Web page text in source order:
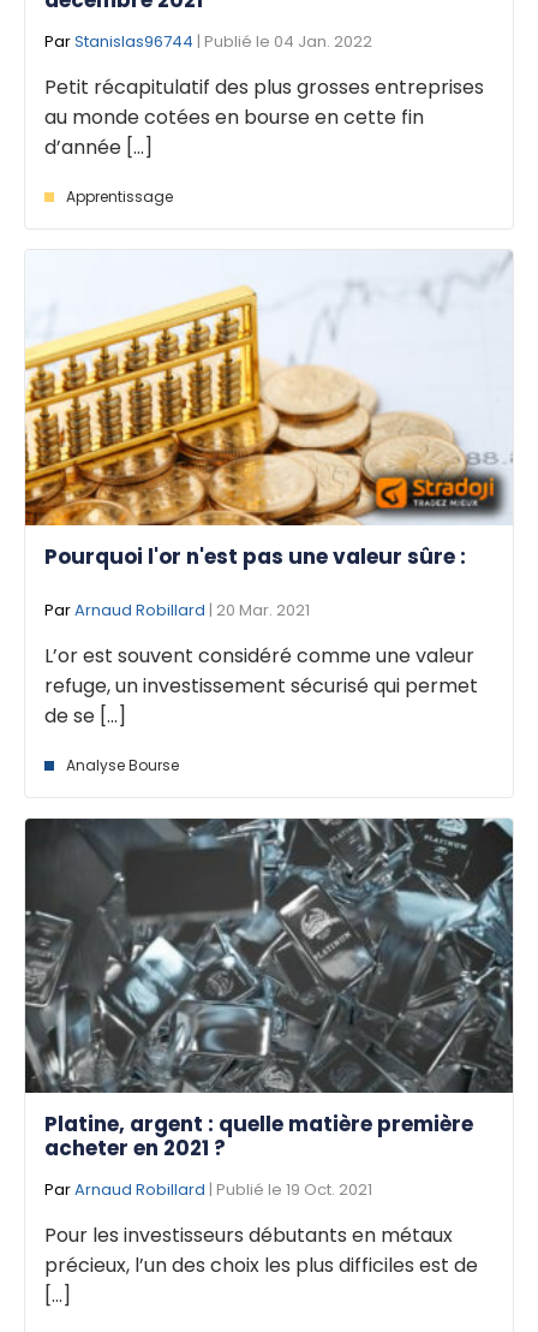
ParStanislas96744 | Publié le 04 Jan. 2022
Petit récapitulatif des plus grosses entreprises
au monde cotées en bourse en cette fin
d’année [...]
Apprentissage
Pourquoi l'or n'est pas une valeur sûre :
ParArnaud Robillard | 20 Mar. 2021
L’or est souvent considéré comme une valeur
refuge, un investissement sécurisé qui permet
de se [...]
Analyse Bourse
Platine, argent : quelle matière première
acheter en 2021 ?
ParArnaud Robillard | Publié le 19 Oct. 2021
Pour les investisseurs débutants en métaux
précieux, l’un des choix les plus difficiles est de
[...]